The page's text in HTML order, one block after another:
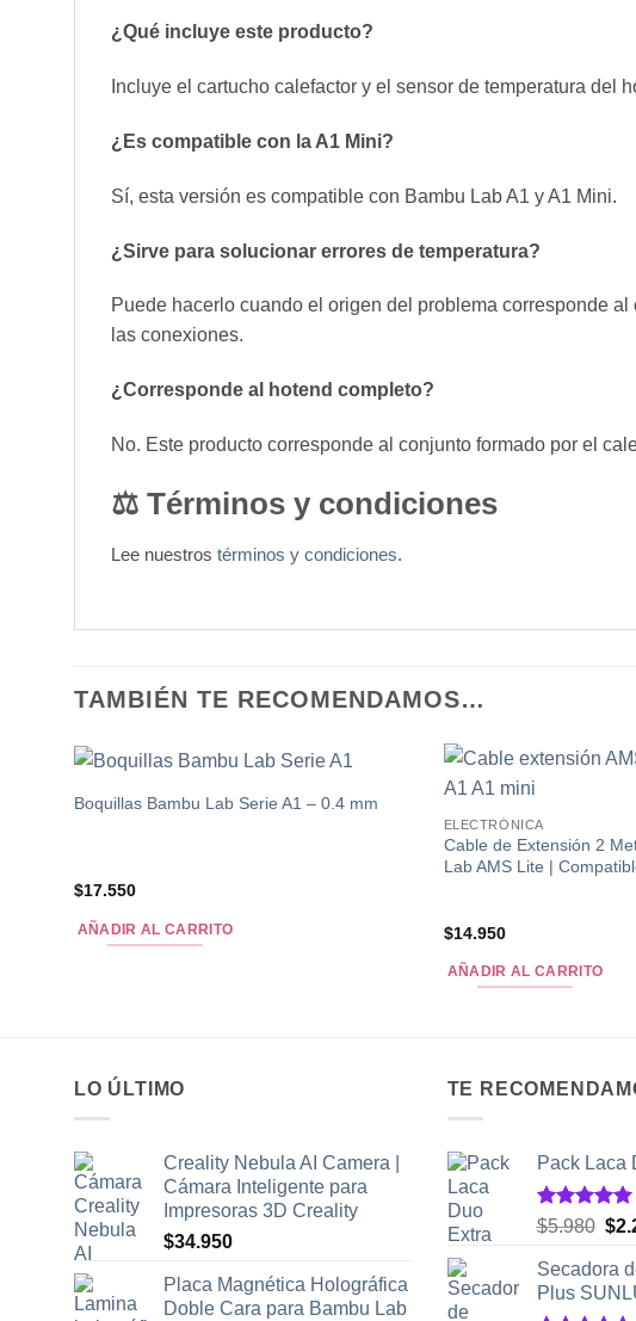
¿Qué incluye este producto?
Incluye el cartucho calefactor y el sensor de temperatura del
¿Es compatible con la A1 Mini?
Sí, esta versión es compatible con Bambu Lab A1 y A1 Mini.
¿Sirve para solucionar errores de temperatura?
Puede hacerlo cuando el origen del problema corresponde
las conexiones.
¿Corresponde al hotend completo?
No. Este producto corresponde al conjunto formado por el
⚖️ Términos y condiciones
Lee nuestros términos y condiciones.
TAMBIÉN TE RECOMENDAMOS…
Boquillas Bambu Lab Serie A1 – 0.4 mm
$17.550
AÑADIR AL CARRITO
ELECTRÓNICA
Cable de Extensión 2
Lab AMS Lite |
$14.950
AÑADIR AL CARRITO
LO ÚLTIMO
Creality Nebula AI Camera |
Cámara Inteligente para
Impresoras 3D Creality
$34.950
Placa Magnética Holográfica
Doble Cara para Bambu Lab
TE
Pack Laca
Valorado
de 5
$5.980 El
era:
$
Secadora
Plus